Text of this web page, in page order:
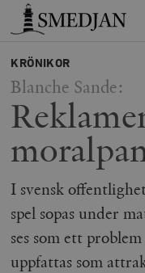
Timbro
KRÖNIKOR
Blanche Sande:
I svensk
spel sopas under
ses som ett
uppfattas som